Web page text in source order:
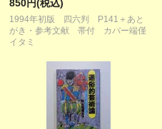
850円(税込)
1994年初版 四六判 P141＋あと
がき・参考文献 帯付 カバー端僅
イタミ